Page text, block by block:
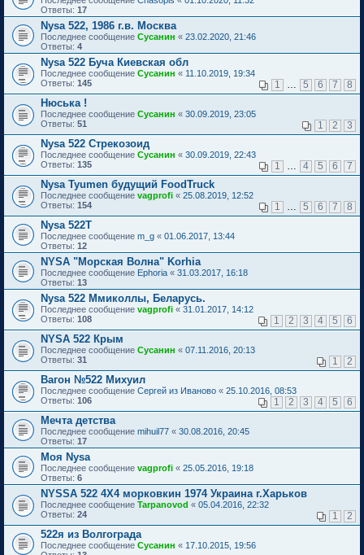
Ответы: 17
Nysa 522, 1986 г.в. Москва
Последнее сообщение Сусанин « 23.02.2020, 21:46
Ответы: 4
Nysa 522 Буча Киевская обл
Последнее сообщение Сусанин « 11.10.2019, 19:34
Ответы: 145 1 5 6 7 8
Нюська !
Последнее сообщение Сусанин « 30.09.2019, 23:05
Ответы: 51 1 2 3
Nysa 522 Стрекозоид
Последнее сообщение Сусанин « 30.09.2019, 22:43
Ответы: 135 1 4 5 6 7
Nysa Tyumen будущий FoodTruck
Последнее сообщение vagprofi « 25.08.2019, 12:52
Ответы: 154 1 5 6 7 8
Nysa 522T
Последнее сообщение m_g « 01.06.2017, 13:44
Ответы: 12
NYSA "Морская Волна" Korhia
Последнее сообщение Ephoria « 31.03.2017, 16:18
Ответы: 13
Nysa 522 Ммиколлы, Беларусь.
Последнее сообщение vagprofi « 31.01.2017, 14:12
Ответы: 108 1 2 3 4 5 6
NYSA 522 Крым
Последнее сообщение Сусанин « 07.11.2016, 20:13
Ответы: 31 1 2
Вагон №522 Михуил
Последнее сообщение Сергей из Иваново « 25.10.2016, 08:53
Ответы: 106 1 2 3 4 5 6
Мечта детства
Последнее сообщение mihuil77 « 30.08.2016, 20:45
Ответы: 17
Моя Nysa
Последнее сообщение vagprofi « 25.05.2016, 19:18
Ответы: 6
NYSSA 522 4X4 морковкин 1974 Украина г.Харьков
Последнее сообщение Tarpanovod « 05.04.2016, 22:32
Ответы: 24 1 2
522я из Волгограда
Последнее сообщение Сусанин « 17.10.2015, 19:56